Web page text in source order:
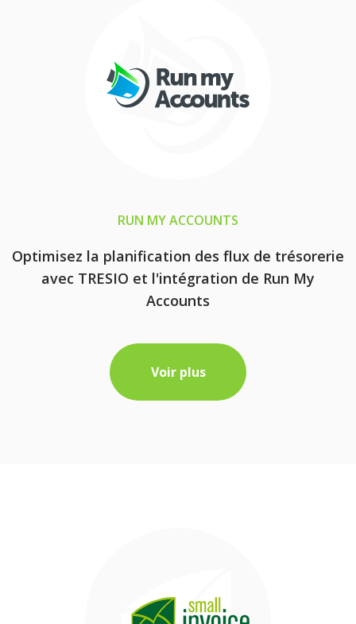
RUN MY ACCOUNTS
Optimisez la planification des flux de trésorerie
avec TRESIO et l'intégration de Run My
Accounts
Voir plus